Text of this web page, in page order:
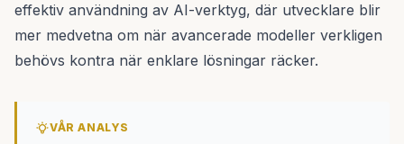
effektiv användning av AI-verktyg, där utvecklare blir
mer medvetna om när avancerade modeller verkligen
behövs kontra när enklare lösningar räcker.
VÅR ANALYS